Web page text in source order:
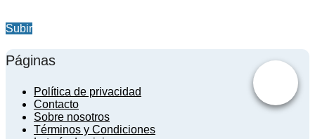
Subir
Páginas
Política de privacidad
Contacto
Sobre nosotros
Términos y Condiciones